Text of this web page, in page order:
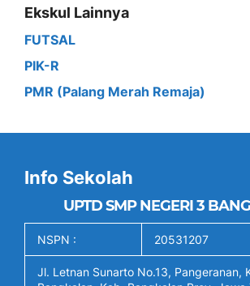
Ekskul Lainnya
FUTSAL
PIK-R
PMR (Palang Merah Remaja)
Info Sekolah
UPTD SMP NEGERI 3
NSPN : 20531207
Jl. Letnan Sunarto No.13, Pangeranan,